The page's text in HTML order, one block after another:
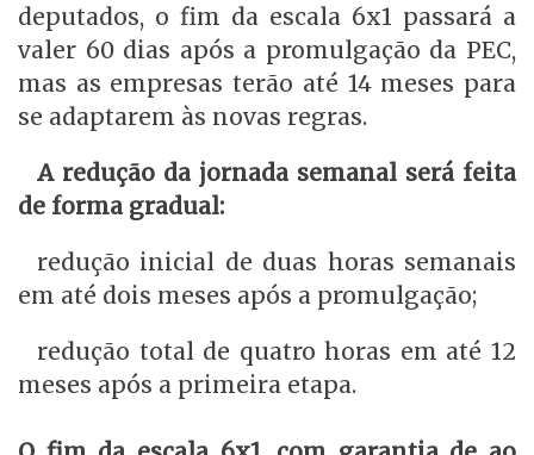
deputados, o fim da escala 6x1 passará a
valer 60 dias após a promulgação da PEC,
mas as empresas terão até 14 meses para
se adaptarem às novas regras.
A redução da jornada semanal será feita
de forma gradual:
redução inicial de duas horas semanais
em até dois meses após a promulgação;
redução total de quatro horas em até 12
meses após a primeira etapa.